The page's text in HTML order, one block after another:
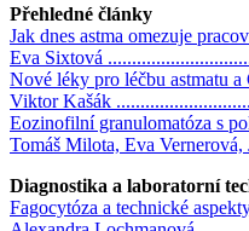
Přehledné články
Jak dnes astma omezuje
Eva Sixtová
Nové léky pro léčbu astmatu
Viktor Kašák
Eozinofilní granulomatóza s
Tomáš Milota, Eva
Diagnostika a laboratorní
Fagocytóza a technické